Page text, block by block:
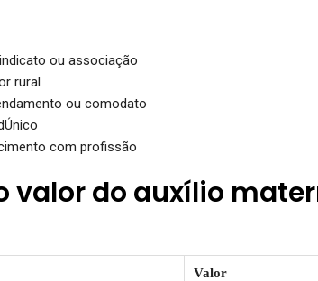
ou associação
rural
ou comodato
com profissão
valor do auxílio
Valor